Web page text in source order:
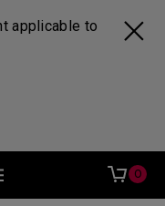
applicable to
0